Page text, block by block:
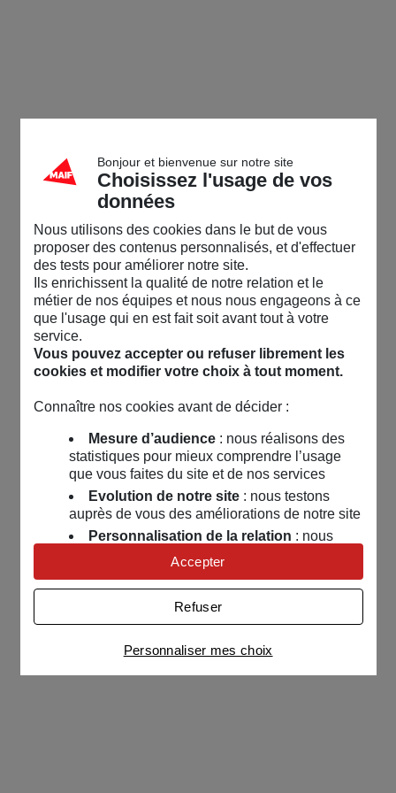
Bonjour et bienvenue sur notre site
Choisissez l'usage de vos
données
Nous utilisons des cookies dans le but de vous
proposer des contenus personnalisés, et d'effectuer
des tests pour améliorer notre site.
Ils enrichissent la qualité de notre relation et le
métier de nos équipes et nous nous engageons à ce
que l'usage qui en est fait soit avant tout à votre
service.
Vous pouvez accepter ou refuser librement les
cookies et modifier votre choix à tout moment.
Connaître nos cookies avant de décider :
Mesure d’audience: nous réalisons des
statistiques pour mieux comprendre l’usage
que vous faites du site et de nos services
Evolution de notre site: nous testons
auprès de vous des améliorations de notre site
Personnalisation de la relation : nous
nous servons de cookies pour adapter nos
contenus et personnaliser nos offres
Univers publicitaire: nous utilisons avec
nos partenaires des cookies pour afficher des
publicités personnalisées
Connaître notre politique cookies et la liste de nos
partenaires
Personnaliser mes choix
Refuser
Accepter